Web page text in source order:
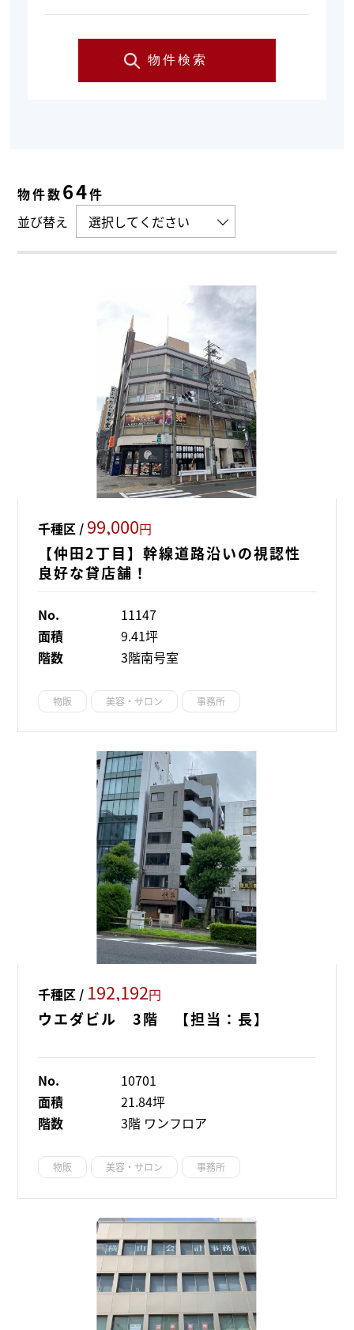
物件検索
物件数64件
並び替え
千種区 / 99,000円
【仲田2丁目】幹線道路沿いの視認性
良好な貸店舗！
No.
11147
面積
9.41坪
階数
3階南号室
物販 美容・サロン 事務所
千種区 / 192,192円
ウエダビル 3階 【担当：長】
No.
10701
面積
21.84坪
階数
3階 ワンフロア
物販 美容・サロン 事務所